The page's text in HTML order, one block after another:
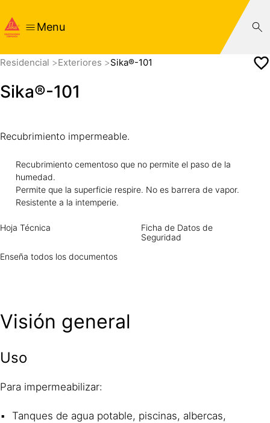
Menu
Residencial Exteriores Sika®-101
Sika®-101
Recubrimiento impermeable.
Recubrimiento cementoso que no permite el paso de la
humedad.
Permite que la superficie respire. No es barrera de vapor.
Resistente a la intemperie.
Hoja Técnica
Ficha de Datos de
Seguridad
Enseña todos los documentos
Visión general
Uso
Para impermeabilizar:
Tanques de agua potable, piscinas, albercas,